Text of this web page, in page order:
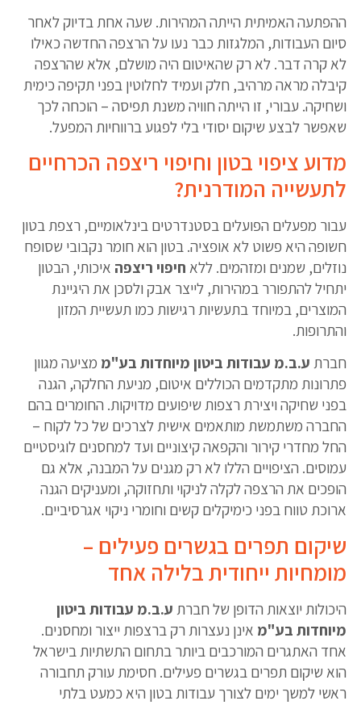
ההפתעה האמיתית הייתה המהירות. שעה אחת בדיוק לאחר
סיום העבודות, המלגזות כבר נעו על הרצפה החדשה כאילו
לא קרה דבר. לא רק שהאיטום היה מושלם, אלא שהרצפה
קיבלה מראה מרהיב, חלק ועמיד לחלוטין בפני תקיפה כימית
ושחיקה. עבורי, זו הייתה חוויה משנת תפיסה – הוכחה לכך
שאפשר לבצע שיקום יסודי בלי לפגוע ברווחיות המפעל.
מדוע ציפוי בטון וחיפוי ריצפה הכרחיים
לתעשייה המודרנית?
עבור מפעלים הפועלים בסטנדרטים בינלאומיים, רצפת בטון
חשופה היא פשוט לא אופציה. בטון הוא חומר נקבובי שסופח
נוזלים, שמנים ומזהמים. ללאחיפוי ריצפהאיכותי, הבטון
יתחיל להתפורר במהירות, לייצר אבק ולסכן את היגיינת
המוצרים, במיוחד בתעשיות רגישות כמו תעשיית המזון
והתרופות.
חברתע.ב.מ עבודות ביטון מיוחדות בע"ממציעה מגוון
פתרונות מתקדמים הכוללים איטום, מניעת החלקה, הגנה
בפני שחיקה ויצירת רצפות שיפועים מדויקות. החומרים בהם
החברה משתמשת מותאמים אישית לצרכים של כל לקוח –
החל מחדרי קירור והקפאה קיצוניים ועד למחסנים לוגיסטיים
עמוסים. הציפויים הללו לא רק מגנים על המבנה, אלא גם
הופכים את הרצפה לקלה לניקוי ותחזוקה, ומעניקים הגנה
ארוכת טווח בפני כימיקלים קשים וחומרי ניקוי אגרסיביים.
שיקום תפרים בגשרים פעילים –
מומחיות ייחודית בלילה אחד
היכולות יוצאות הדופן של חברת ע.ב.מ עבודות ביטון
מיוחדות בע"מאינן נעצרות רק ברצפות ייצור ומחסנים.
אחד האתגרים המורכבים ביותר בתחום התשתיות בישראל
הוא שיקום תפרים בגשרים פעילים. חסימת עורק תחבורה
ראשי למשך ימים לצורך עבודות בטון היא כמעט בלתי